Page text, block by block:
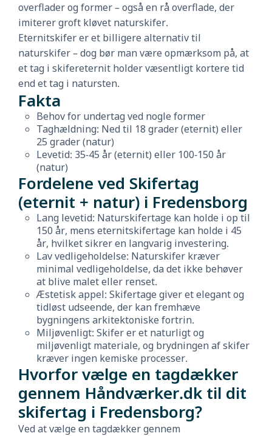
overflader og former – også en rå overflade, der
imiterer groft kløvet naturskifer.
Eternitskifer er et billigere alternativ til
naturskifer – dog bør man være opmærksom på, at
et tag i skifereternit holder væsentligt kortere tid
end et tag i natursten.
Fakta
Behov for undertag ved nogle former
Taghældning: Ned til 18 grader (eternit) eller
25 grader (natur)
Levetid: 35-45 år (eternit) eller 100-150 år
(natur)
Fordelene ved Skifertag
(eternit + natur) i Fredensborg
Lang levetid: Naturskifertage kan holde i op til
150 år, mens eternitskifertage kan holde i 45
år, hvilket sikrer en langvarig investering.
Lav vedligeholdelse: Naturskifer kræver
minimal vedligeholdelse, da det ikke behøver
at blive malet eller renset.
Æstetisk appel: Skifertage giver et elegant og
tidløst udseende, der kan fremhæve
bygningens arkitektoniske fortrin.
Miljøvenligt: Skifer er et naturligt og
miljøvenligt materiale, og brydningen af skifer
kræver ingen kemiske processer.
Hvorfor vælge en tagdækker
gennem Håndværker.dk til dit
skifertag i Fredensborg?
Ved at vælge en tagdækker gennem